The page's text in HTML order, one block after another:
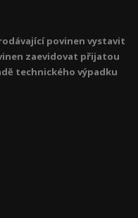
povinen vystavit
zaevidovat přijatou
technického výpadku